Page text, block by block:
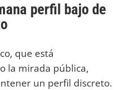
perfil bajo de
que está
la mirada pública,
un perfil discreto.